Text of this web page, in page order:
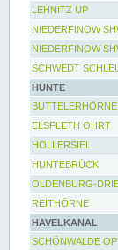
LEHNITZ UP
NIEDERFINOW
NIEDERFINOW
SCHWEDT
HUNTE
BUTTELERHÖRNE
ELSFLETH OHRT
HOLLERSIEL
HUNTEBRÜCK
OLDENBURG-
REITHÖRNE
HAVELKANAL
SCHÖNWALDE OP